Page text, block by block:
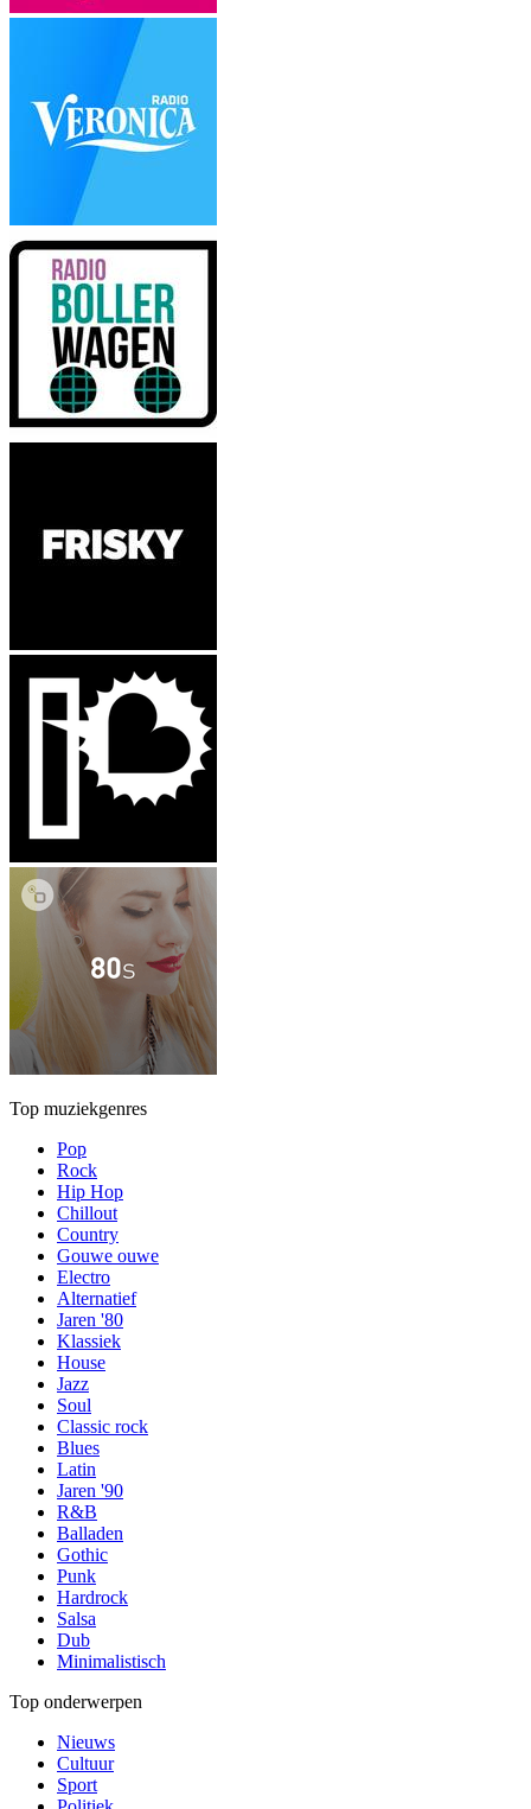
Top muziekgenres
Pop
Rock
Hip Hop
Chillout
Country
Gouwe ouwe
Electro
Alternatief
Jaren '80
Klassiek
House
Jazz
Soul
Classic rock
Blues
Latin
Jaren '90
R&B
Balladen
Gothic
Punk
Hardrock
Salsa
Dub
Minimalistisch
Top onderwerpen
Nieuws
Cultuur
Sport